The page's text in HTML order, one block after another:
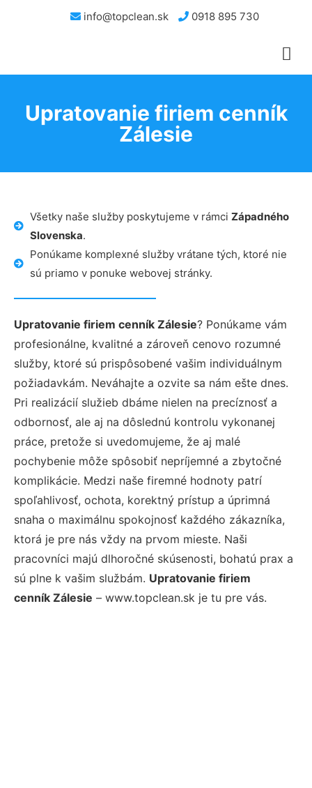
info@topclean.sk 0918 895 730
Upratovanie firiem cenník
Zálesie
Všetky naše služby poskytujeme v rámci Západného
Slovenska.
Ponúkame komplexné služby vrátane tých, ktoré nie
sú priamo v ponuke webovej stránky.
Upratovanie firiem cenník Zálesie? Ponúkame vám
profesionálne, kvalitné a zároveň cenovo rozumné
služby, ktoré sú prispôsobené vašim individuálnym
požiadavkám. Neváhajte a ozvite sa nám ešte dnes.
Pri realizácií služieb dbáme nielen na precíznosť a
odbornosť, ale aj na dôslednú kontrolu vykonanej
práce, pretože si uvedomujeme, že aj malé
pochybenie môže spôsobiť nepríjemné a zbytočné
komplikácie. Medzi naše firemné hodnoty patrí
spoľahlivosť, ochota, korektný prístup a úprimná
snaha o maximálnu spokojnosť každého zákazníka,
ktorá je pre nás vždy na prvom mieste. Naši
pracovníci majú dlhoročné skúsenosti, bohatú prax a
sú plne k vašim službám. Upratovanie firiem
cenník Zálesie – www.topclean.sk je tu pre vás.